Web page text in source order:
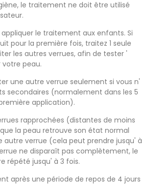
le traitement ne doit être utilisé
le traitement aux enfants. Si
pour la première fois, traitez 1 seule
les autres verrues, afin de tester '
peau.
une autre verrue seulement si vous n'
secondaires (normalement dans les 5
application).
rapprochées (distantes de moins
la peau retrouve son état normal
autre verrue (cela peut prendre jusqu' à
ne disparaît pas complètement, le
répété jusqu' à 3 fois.
après une période de repos de 4 jours